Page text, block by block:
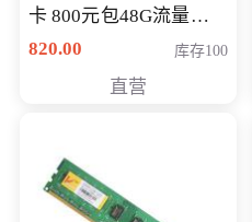
卡 800元包48G流量，其
中全国流量12G，省内
820.00 库存100
直营